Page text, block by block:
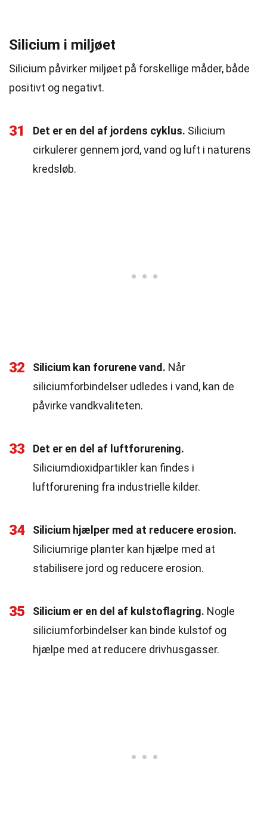
Silicium i miljøet
Silicium påvirker miljøet på forskellige måder, både
positivt og negativt.
31 Det er en del af jordens cyklus. Silicium
cirkulerer gennem jord, vand og luft i naturens
kredsløb.
32 Silicium kan forurene vand. Når
siliciumforbindelser udledes i vand, kan de
påvirke vandkvaliteten.
33
Det er en del af luftforurening.
Siliciumdioxidpartikler kan findes i
luftforurening fra industrielle kilder.
34
Silicium hjælper med at reducere erosion.
Siliciumrige planter kan hjælpe med at
stabilisere jord og reducere erosion.
35 Silicium er en del af kulstoflagring. Nogle
siliciumforbindelser kan binde kulstof og
hjælpe med at reducere drivhusgasser.